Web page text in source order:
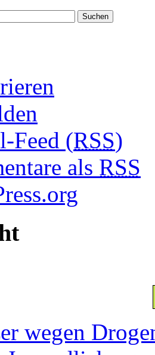
Feed (RSS)
als RSS
wegen